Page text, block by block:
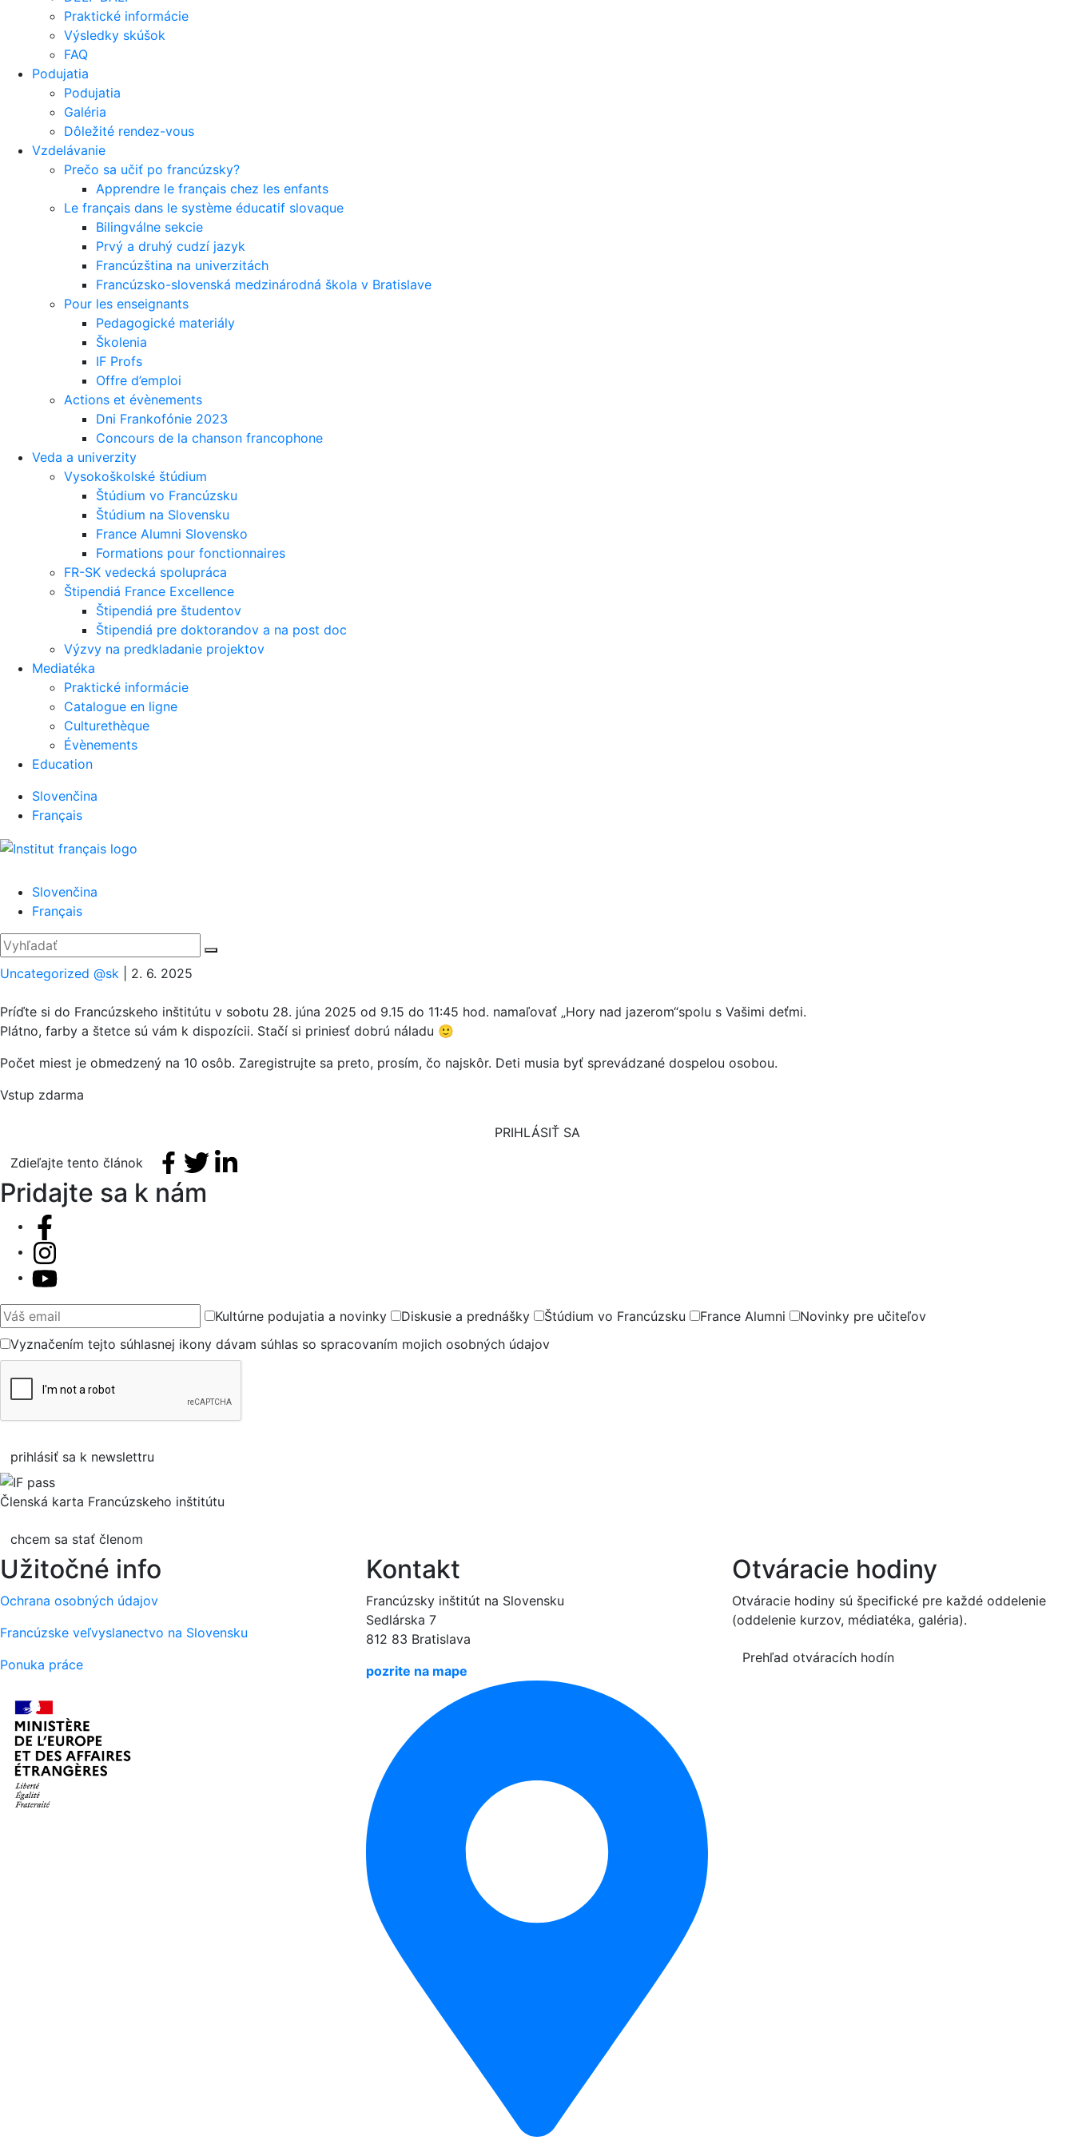
Praktické informácie
Výsledky skúšok
FAQ
Podujatia
Podujatia
Galéria
Dôležité rendez-vous
Vzdelávanie
Prečo sa učiť po francúzsky?
Apprendre le français chez les enfants
Le français dans le système éducatif slovaque
Bilingválne sekcie
Prvý a druhý cudzí jazyk
Francúzština na univerzitách
Francúzsko-slovenská medzinárodná škola v Bratislave
Pour les enseignants
Pedagogické materiály
Školenia
IF Profs
Offre d’emploi
Actions et évènements
Dni Frankofónie 2023
Concours de la chanson francophone
Veda a univerzity
Vysokoškolské štúdium
Štúdium vo Francúzsku
Štúdium na Slovensku
France Alumni Slovensko
Formations pour fonctionnaires
FR-SK vedecká spolupráca
Štipendiá France Excellence
Štipendiá pre študentov
Štipendiá pre doktorandov a na post doc
Výzvy na predkladanie projektov
Mediatéka
Praktické informácie
Catalogue en ligne
Culturethèque
Évènements
Education
Slovenčina
Français
Slovenčina
Français
'.__('Search').'
Zatvoriť
Hľadať:
Uncategorized @sk
2. 6. 2025
Príďte si do Francúzskeho inštitútu v sobotu 28. júna 2025 od 9.15 do 11:45 hod. namaľovať „Hory nad jazerom“spolu s Vašimi deťmi.
Plátno, farby a štetce sú vám k dispozícii. Stačí si priniesť dobrú náladu 🙂
Počet miest je obmedzený na 10 osôb. Zaregistrujte sa preto, prosím, čo najskôr. Deti musia byť sprevádzané dospelou osobou.
Vstup zdarma
PRIHLÁSIŤ SA
Zdieľajte tento článok
Facebook share
TweetLinkedin share
Pridajte sa k nám
Váš email Kultúrne podujatia a novinky Diskusie a prednášky Štúdium vo Francúzsku France Alumni
Novinky pre učiteľov
Vyznačením tejto súhlasnej ikony dávam súhlas so spracovaním mojich osobných údajov
prihlásiť sa k newslettru
Členská karta Francúzskeho inštitútu
chcem sa stať členom
Užitočné info
Ochrana osobných údajov
Francúzske veľvyslanectvo na Slovensku
Ponuka práce
Kontakt
Francúzsky inštitút na Slovensku
Sedlárska 7
812 83 Bratislava
pozrite na mape
Otváracie hodiny
Otváracie hodiny sú špecifické pre každé oddelenie
(oddelenie kurzov, médiatéka, galéria).
Prehľad otváracích hodín